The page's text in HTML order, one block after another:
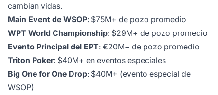
cambian vidas.
Main Event de WSOP: $75M+ de pozo promedio
WPT World Championship: $29M+ de pozo promedio
Evento Principal del EPT: €20M+ de pozo promedio
Triton Poker: $40M+ en eventos especiales
Big One for One Drop: $40M+ (evento especial de
WSOP)